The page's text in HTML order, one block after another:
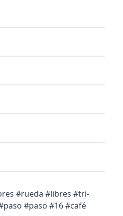
#rueda #libres #tri-
#paso #16 #café